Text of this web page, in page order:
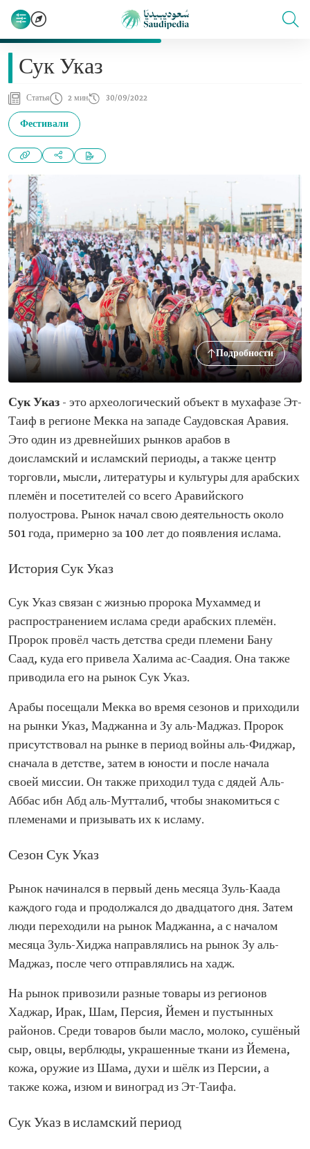
Сук Указ
Статья 2 мин 30/09/2022
Фестивали
Подробности
Сук Указ - это археологический объект в мухафазе Эт-
Таиф в регионе Мекка на западе Саудовская Аравия.
Это один из древнейших рынков арабов в
доисламский и исламский периоды, а также центр
торговли, мысли, литературы и культуры для арабских
племён и посетителей со всего Аравийского
полуострова. Рынок начал свою деятельность около
501 года, примерно за 100 лет до появления ислама.
История Сук Указ
Сук Указ связан с жизнью пророка Мухаммед и
распространением ислама среди арабских племён.
Пророк провёл часть детства среди племени Бану
Саад, куда его привела Халима ас-Саадия. Она также
приводила его на рынок Сук Указ.
Арабы посещали Мекка во время сезонов и приходили
на рынки Указ, Маджанна и Зу аль-Маджаз. Пророк
присутствовал на рынке в период войны аль-Фиджар,
сначала в детстве, затем в юности и после начала
своей миссии. Он также приходил туда с дядей Аль-
Аббас ибн Абд аль-Мутталиб, чтобы знакомиться с
племенами и призывать их к исламу.
Сезон Сук Указ
Рынок начинался в первый день месяца Зуль-Каада
каждого года и продолжался до двадцатого дня. Затем
люди переходили на рынок Маджанна, а с началом
месяца Зуль-Хиджа направлялись на рынок Зу аль-
Маджаз, после чего отправлялись на хадж.
На рынок привозили разные товары из регионов
Хаджар, Ирак, Шам, Персия, Йемен и пустынных
районов. Среди товаров были масло, молоко, сушёный
сыр, овцы, верблюды, украшенные ткани из Йемена,
кожа, оружие из Шама, духи и шёлк из Персии, а
также кожа, изюм и виноград из Эт-Таифа.
Сук Указ в исламский период